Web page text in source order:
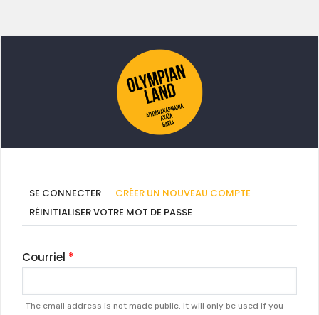
Onglets
principaux
SE CONNECTER CRÉER UN NOUVEAU COMPTE
RÉINITIALISER VOTRE MOT DE PASSE
Courriel
The email address is not made public. It will only be used if you